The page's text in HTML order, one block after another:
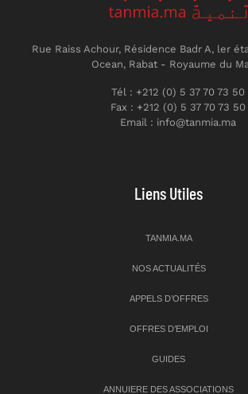
Rue Raiss Achour, Résidence Badr A, ler
Ocean, Rabat - Royaume du
Tél : +212 (0) 5 37 70 73 50
Fax : +212 (0) 5 37 70 73 50
Email : info@tanmia.ma
Liens Utiles
TANMIA.MA
NOS ACTUALITÉS
APPELS D’OFFRES
OFFRES D’EMPLOI
GUIDES
ANNUIERE DES ASSOCIATIONS